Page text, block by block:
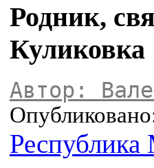
Родник,
Куликовка
Автор: